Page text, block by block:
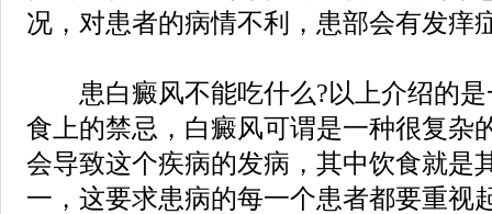
况，对患者的病情不利，患部会有发痒
患白癜风不能吃什么?以上介绍的是
食上的禁忌，白癜风可谓是一种很复杂
会导致这个疾病的发病，其中饮食就是
一，这要求患病的每一个患者都要重视